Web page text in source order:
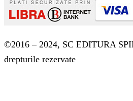
©2016 – 2024, SC EDITURA
drepturile rezervate